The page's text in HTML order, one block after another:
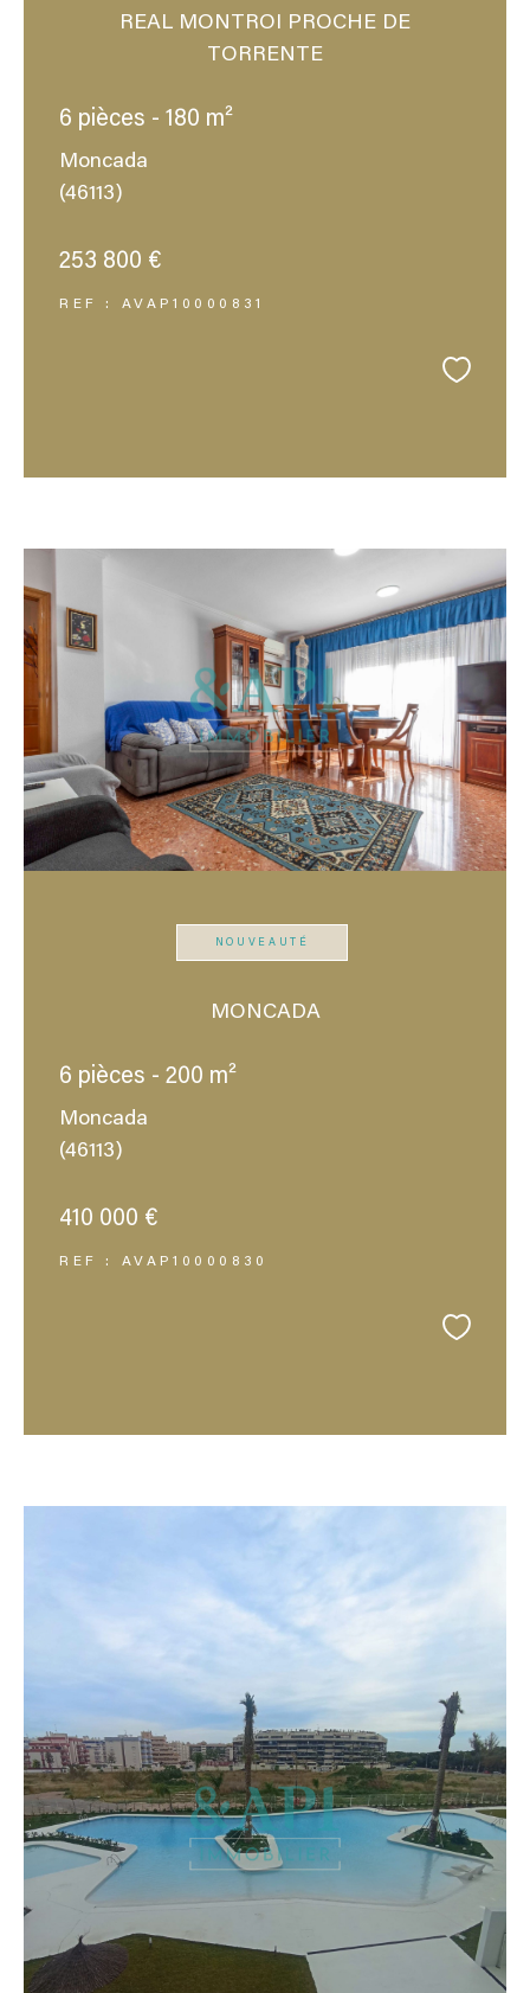
REAL MONTROI PROCHE DE
TORRENTE
6 pièces - 180 m²
Moncada
(46113)
253 800 €
REF : AVAP10000831
NOUVEAUTÉ
MONCADA
6 pièces - 200 m²
Moncada
(46113)
410 000 €
REF : AVAP10000830